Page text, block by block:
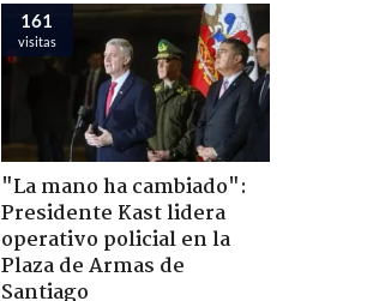
161
visitas
"La mano ha cambiado":
Presidente Kast lidera
operativo policial en la
Plaza de Armas de
Santiago